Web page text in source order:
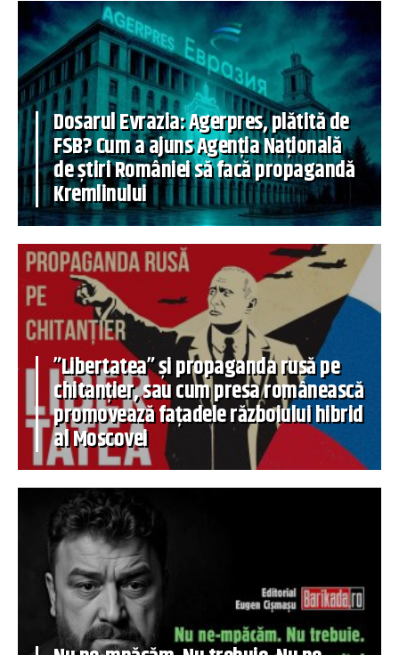
Dosarul Evrazia: Agerpres, plătită de
FSB? Cum a ajuns Agenția Națională
de știri României să facă propagandă
Kremlinului
”Libertatea” și propaganda rusă pe
chitanțier, sau cum presa românească
promovează fațadele războiului hibrid
al Moscovei